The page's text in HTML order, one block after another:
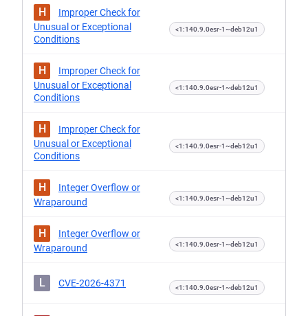
H
Improper Check for
Unusual or Exceptional
Conditions
<1:140.9.0esr-1~deb12u1
H
Improper Check for
Unusual or Exceptional
Conditions
<1:140.9.0esr-1~deb12u1
H
Improper Check for
Unusual or Exceptional
Conditions
<1:140.9.0esr-1~deb12u1
H
Integer Overflow or
Wraparound
<1:140.9.0esr-1~deb12u1
H
Integer Overflow or
Wraparound
<1:140.9.0esr-1~deb12u1
L CVE-2026-4371 <1:140.9.0esr-1~deb12u1